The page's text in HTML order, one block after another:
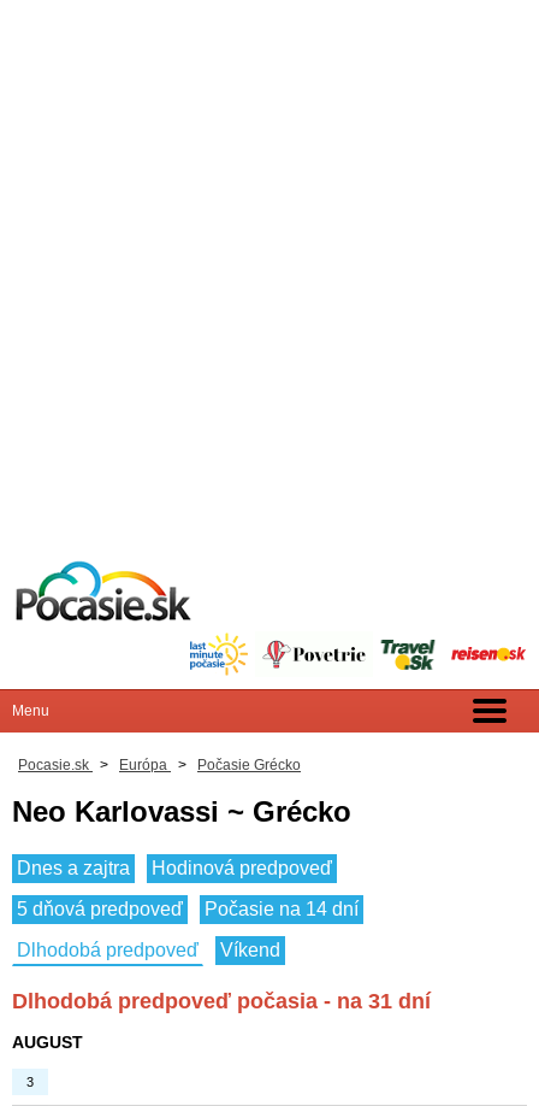
Pocasie.sk > Európa > Počasie Grécko
Neo Karlovassi ~ Grécko
Dnes a zajtra
Hodinová predpoveď
5 dňová predpoveď
Počasie na 14 dní
Dlhodobá predpoveď
Víkend
Dlhodobá predpoveď počasia - na 31 dní
AUGUST
3